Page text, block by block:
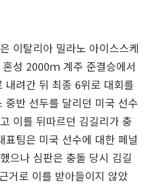
이탈리아 밀라노 아이스스케
성 2000ｍ 계주 준결승에서
내려간 뒤 최종 6위로 대회를
중반 선두를 달리던 미국 선수
이를 뒤따르던 김길리가 충
표팀은 미국 선수에 대한 페널
으나 심판은 충돌 당시 김길
거로 이를 받아들이지 않았